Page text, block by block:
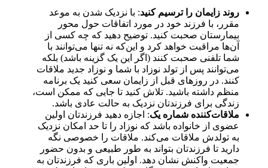
روند زایمان را ترسیم کنید: با نزدیک شدن به موعد
مقرر، با فرزند خود در مورد اتفاقات حول محور
بیمارستان صحبت کنید. توضیح دهید که چه کسی از
آن‌ها مراقبت خواهد کرد و این‌که نه تنها می‌توانند با
شما تلفنی صحبت کنند (اگر این یک گزینه باشد) بلکه
می‌توانند پس از تولد نوزاد با شما و نوزاد جدید ملاقات
کنند. در روزهای قبل از زایمان سعی کنید یک برنامه
منظم داشته باشید. تلاش کنید تا جایی که ممکن است،
زندگی برای فرزندتان نزدیک به حالت عادی باشد.
ملاقات‌کننده شماره یک: اجازه دهید فرزندتان اولین
عضوی از خانواده باشد که نوزاد را تا حد امکان نزدیک
به تولدش ملاقات می‌کند. ملاقات را خصوصی نگه
دارید تا فرزندتان بتواند به طور طبیعی و بدون حضور
جمعیت واکنش نشان دهد. اولین باری که فرزندتان به